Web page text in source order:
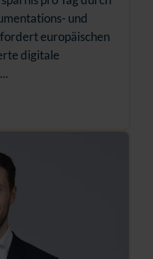
und
europäischen
digitale